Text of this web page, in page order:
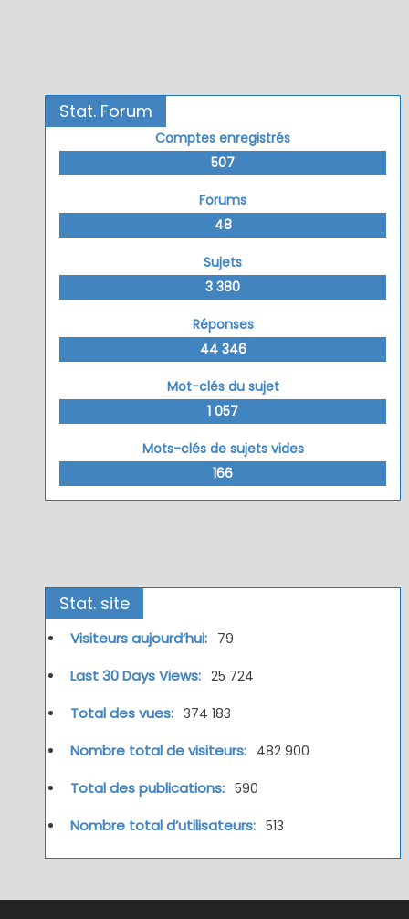
Stat. Forum
Comptes enregistrés
507
Forums
48
Sujets
3 380
Réponses
44 346
Mot-clés du sujet
1 057
Mots-clés de sujets vides
166
Stat. site
Visiteurs aujourd’hui: 79
Last 30 Days Views: 25 724
Total des vues: 374 183
Nombre total de visiteurs: 482 900
Total des publications: 590
Nombre total d’utilisateurs: 513